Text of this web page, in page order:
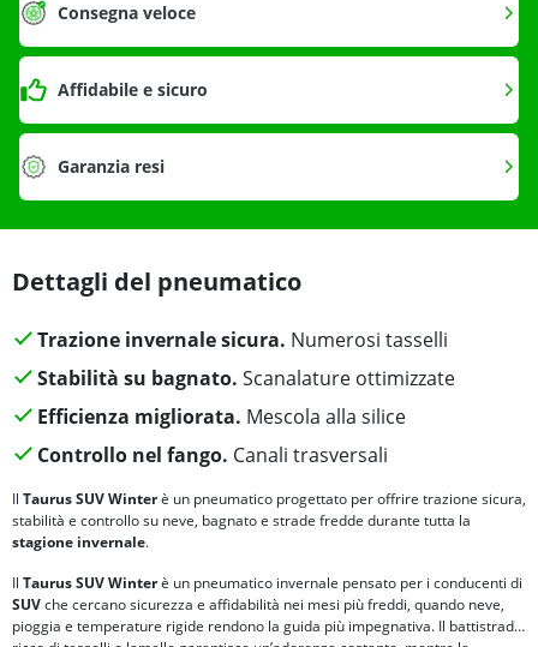
Consegna veloce
Affidabile e sicuro
Garanzia resi
Dettagli del pneumatico
Trazione invernale sicura. Numerosi tasselli
Stabilità su bagnato. Scanalature ottimizzate
Efficienza migliorata. Mescola alla silice
Controllo nel fango. Canali trasversali
Il Taurus SUV Winterè un pneumatico progettato per offrire trazione sicura,
stabilità e controllo su neve, bagnato e strade fredde durante tutta la
stagione invernale.
Il Taurus SUV Winterè un pneumatico invernale pensato per i conducenti di
SUVche cercano sicurezza e affidabilità nei mesi più freddi, quando neve,
pioggia e temperature rigide rendono la guida più impegnativa. Il battistrada